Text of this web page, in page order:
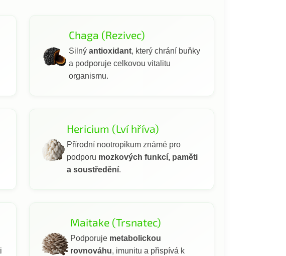
Chaga (Rezivec)
Silnýantioxidant, který chrání buňky
a podporuje celkovou vitalitu
organismu.
Hericium (Lví hříva)
Přírodní nootropikum známé pro
podporu mozkových funkcí, paměti
a soustředění.
Maitake (Trsnatec)
Podporuje metabolickou
rovnováhu, imunitu a přispívá k